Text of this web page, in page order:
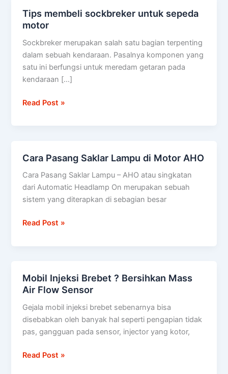
Tips membeli sockbreker untuk sepeda
motor
Sockbreker merupakan salah satu bagian terpenting
dalam sebuah kendaraan. Pasalnya komponen yang
satu ini berfungsi untuk meredam getaran pada
kendaraan […]
Tips
membeli
sockbreker
untuk
sepeda
motor
Read Post »
Cara Pasang Saklar Lampu di Motor AHO
Cara Pasang Saklar Lampu – AHO atau singkatan
dari Automatic Headlamp On merupakan sebuah
sistem yang diterapkan di sebagian besar
Cara
Motor
Read Post »
Mobil Injeksi Brebet ? Bersihkan Mass
Air Flow Sensor
Gejala mobil injeksi brebet sebenarnya bisa
disebabkan oleh banyak hal seperti pengapian tidak
pas, gangguan pada sensor, injector yang kotor,
Mobil
Injeksi
Brebet
?
Mass
Air
Read Post »